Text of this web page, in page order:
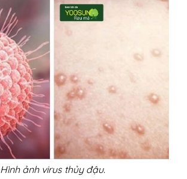
Hình ảnh virus thủy đậu.